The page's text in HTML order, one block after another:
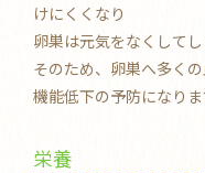
けにくくなり
卵巣は元気をなくしてし
そのため、卵巣へ多く
機能低下の予防になりま
栄養